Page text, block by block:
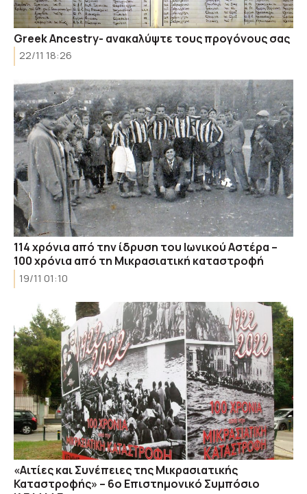
Greek Ancestry- ανακαλύψτε τους προγόνους σας
22/11 18:26
114 χρόνια από την ίδρυση του Ιωνικού Αστέρα –
100 χρόνια από τη Μικρασιατική καταστροφή
19/11 01:10
«Αιτίες και Συνέπειες της Μικρασιατικής
Καταστροφής» – 6ο Επιστημονικό Συμπόσιο